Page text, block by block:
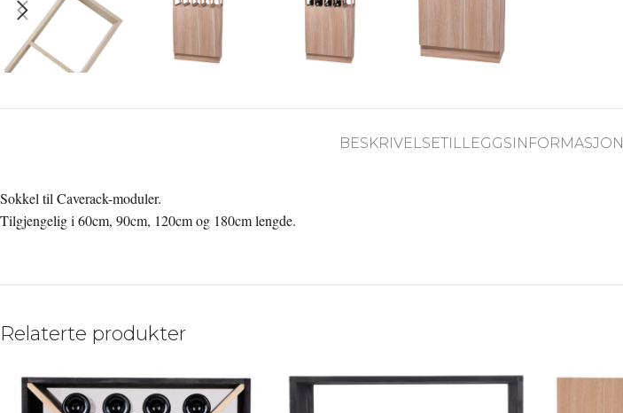
BESKRIVELSETILLEGGSINFORMASJON
Sokkel til Caverack-moduler.
Tilgjengelig i 60cm, 90cm, 120cm og 180cm lengde.
Relaterte produkter